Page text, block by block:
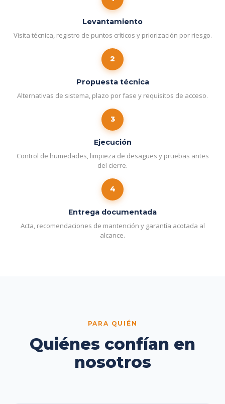
Levantamiento
Visita técnica, registro de puntos críticos y priorización por riesgo.
2
Propuesta técnica
Alternativas de sistema, plazo por fase y requisitos de acceso.
3
Ejecución
Control de humedades, limpieza de desagües y pruebas antes
del cierre.
4
Entrega documentada
Acta, recomendaciones de mantención y garantía acotada al
alcance.
PARA QUIÉN
Quiénes confían en
nosotros